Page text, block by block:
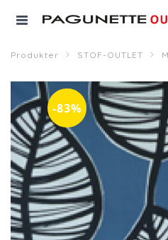
Produkter STOF-OUTLET
-83%